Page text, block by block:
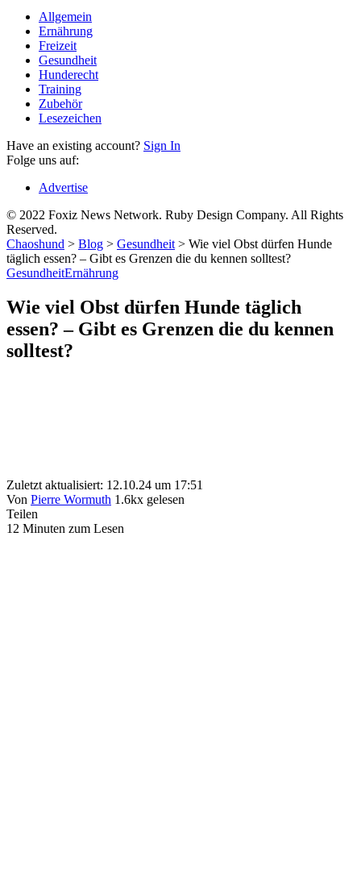
Allgemein
Ernährung
Freizeit
Gesundheit
Hunderecht
Training
Zubehör
Lesezeichen
Have an existing account? Sign In
Folge uns auf:
Advertise
© 2022 Foxiz News Network. Ruby Design Company. All Rights
Reserved.
Chaoshund > Blog > Gesundheit > Wie viel Obst dürfen Hunde
täglich essen? – Gibt es Grenzen die du kennen solltest?
GesundheitErnährung
Wie viel Obst dürfen Hunde täglich
essen? – Gibt es Grenzen die du kennen
solltest?
Zuletzt aktualisiert: 12.10.24 um 17:51
Von Pierre Wormuth 1.6kx gelesen
Teilen
12 Minuten zum Lesen